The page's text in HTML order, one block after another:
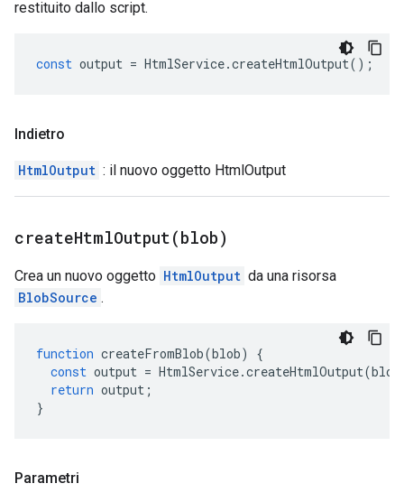
restituito dallo script.
const output = HtmlService.createHtmlOutput();
Indietro
HtmlOutput : il nuovo oggetto HtmlOutput
createHtmlOutput(blob)
Crea un nuovo oggetto HtmlOutput da una risorsa
BlobSource .
function createFromBlob(blob)
{
const output = HtmlService.createHtmlOutput(blob
return output ;
}
Parametri